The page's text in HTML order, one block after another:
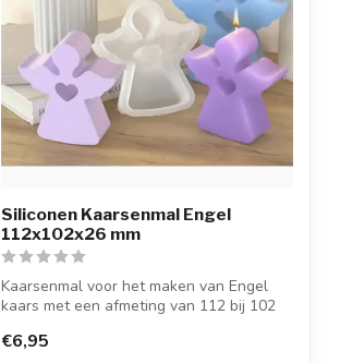
Siliconen Kaarsenmal Engel
112x102x26 mm
Kaarsenmal voor het maken van Engel
kaars met een afmeting van 112 bij 102
€6,95